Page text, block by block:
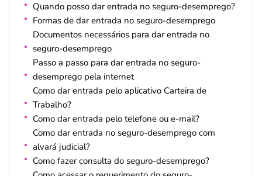
Quando posso dar entrada no seguro-desemprego?
Formas de dar entrada no seguro-desemprego
Documentos necessários para dar entrada no
seguro-desemprego
Passo a passo para dar entrada no seguro-
desemprego pela internet
Como dar entrada pelo aplicativo Carteira de
Trabalho?
Como dar entrada pelo telefone ou e-mail?
Como dar entrada no seguro-desemprego com
alvará judicial?
Como fazer consulta do seguro-desemprego?